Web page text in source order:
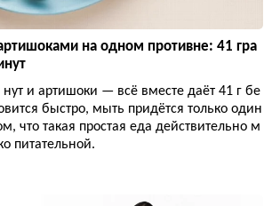
на одном противне: 41 гра
нут и артишоки — всё вместе даёт 41 г бе
быстро, мыть придётся только один
что такая простая еда действительно м
питательной.